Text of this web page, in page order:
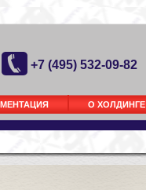
+7 (495) 532-09-82
О ХОЛДИНГЕ